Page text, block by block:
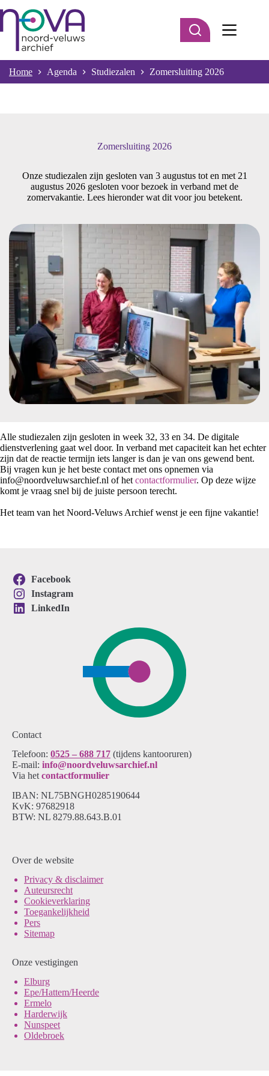
naar
inhoud
Home Agenda Studiezalen Zomersluiting 2026
Zomersluiting 2026
Onze studiezalen zijn gesloten van 3 augustus tot en met 21
augustus 2026 gesloten voor bezoek in verband met de
zomervakantie. Lees hieronder wat dit voor jou betekent.
Alle studiezalen zijn gesloten in week 32, 33 en 34. De digitale
dienstverlening gaat wel door. In verband met capaciteit kan het echter
zijn dat de reactie termijn iets langer is dan je van ons gewend bent.
Bij vragen kun je het beste contact met ons opnemen via
info@noordveluwsarchief.nl of het contactformulier. Op deze wijze
komt je vraag snel bij de juiste persoon terecht.
Het team van het Noord-Veluws Archief wenst je een fijne vakantie!
Contact
Telefoon: 0525 – 688 717 (tijdens kantooruren)
E-mail: info@noordveluwsarchief.nl
Via het contactformulier
IBAN: NL75BNGH0285190644
KvK: 97682918
BTW: NL 8279.88.643.B.01
Onze vestigingen
Elburg
Epe/Hattem/Heerde
Ermelo
Harderwijk
Nunspeet
Oldebroek
Over de website
Privacy & disclaimer
Auteursrecht
Cookieverklaring
Toegankelijkheid
Pers
Sitemap
Facebook
Instagram
LinkedIn